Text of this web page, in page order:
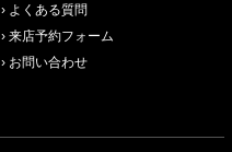
よくある質問
来店予約フォーム
お問い合わせ